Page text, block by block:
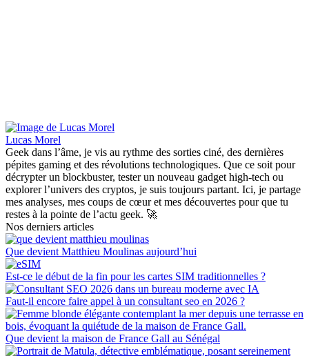
Lucas Morel
Geek dans l’âme, je vis au rythme des sorties ciné, des dernières
pépites gaming et des révolutions technologiques. Que ce soit pour
décrypter un blockbuster, tester un nouveau gadget high-tech ou
explorer l’univers des cryptos, je suis toujours partant. Ici, je partage
mes analyses, mes coups de cœur et mes découvertes pour que tu
restes à la pointe de l’actu geek. 🚀
Nos derniers articles
Que devient Matthieu Moulinas aujourd’hui
Est-ce le début de la fin pour les cartes SIM traditionnelles ?
Faut-il encore faire appel à un consultant seo en 2026 ?
Que devient la maison de France Gall au Sénégal